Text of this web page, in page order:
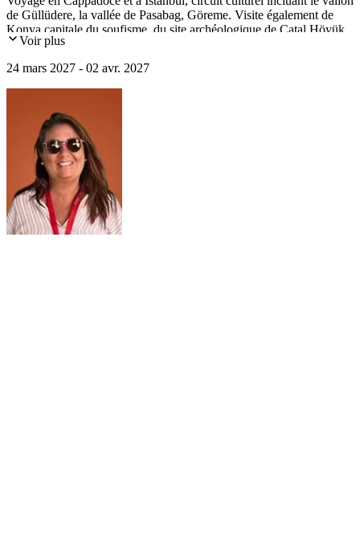
de Güllüdere, la vallée de Pasabag, Göreme. Visite également de
Konya capitale du soufisme, du site archéologique de Catal Höyük
et pour finir Istanbul avec Sainte-Sophie et la Mosquée bleue.
Voir plus
24 mars 2027 - 02 avr. 2027